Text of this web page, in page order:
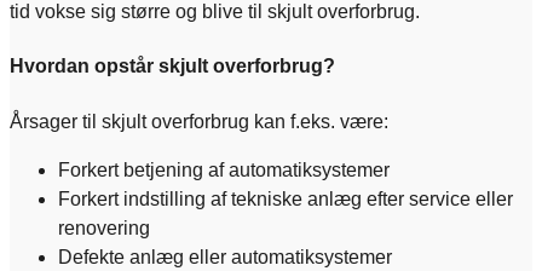
tid vokse sig større og blive til skjult overforbrug.
Hvordan opstår skjult overforbrug?
Årsager til skjult overforbrug kan f.eks. være:
Forkert betjening af automatiksystemer
Forkert indstilling af tekniske anlæg efter service eller
renovering
Defekte anlæg eller automatiksystemer